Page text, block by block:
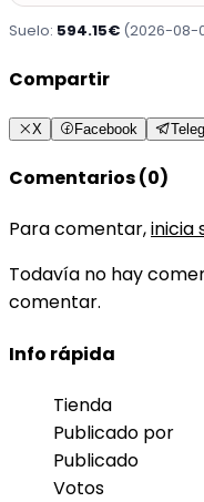
Suelo: 594.15€ (2026-08-
Compartir
X Facebook
Comentarios (0)
Para comentar,inicia
Todavía no hay
comentar.
Info rápida
Tienda
Publicado por
Publicado
Votos